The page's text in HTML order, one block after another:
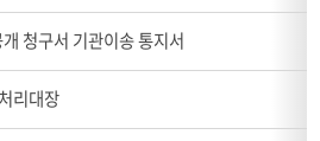
청구서 기관이송 통지서
리대장